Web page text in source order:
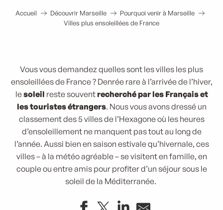
Accueil Découvrir Marseille
Pourquoi venir à Marseille
Villes plus ensoleillées de France
Vous vous demandez quelles sont les villes les plus
ensoleillées de France ? Denrée rare à l’arrivée de l’hiver,
lesoleil reste souvent recherché par les Français et
les touristes étrangers. Nous vous avons dressé un
classement des 5 villes de l’Hexagone où les heures
d’ensoleillement ne manquent pas tout au long de
l’année. Aussi bien en saison estivale qu’hivernale, ces
villes – à la météo agréable – se visitent en famille, en
couple ou entre amis pour profiter d’un séjour sous le
soleil de la Méditerranée.